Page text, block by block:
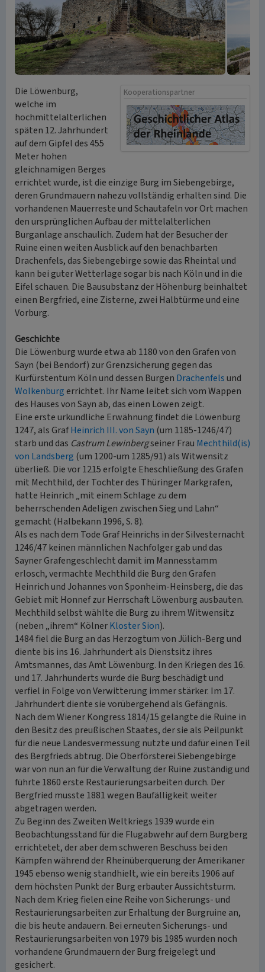
Kooperationspartner
Die Löwenburg,
welche im
hochmittelalterlichen
späten 12. Jahrhundert
auf dem Gipfel des 455
Meter hohen
gleichnamigen Berges
errichtet wurde, ist die einzige Burg im Siebengebirge,
deren Grundmauern nahezu vollständig erhalten sind. Die
vorhandenen Mauerreste und Schautafeln vor Ort machen
den ursprünglichen Aufbau der mittelalterlichen
Burganlage anschaulich. Zudem hat der Besucher der
Ruine einen weiten Ausblick auf den benachbarten
Drachenfels, das Siebengebirge sowie das Rheintal und
kann bei guter Wetterlage sogar bis nach Köln und in die
Eifel schauen. Die Bausubstanz der Höhenburg beinhaltet
einen Bergfried, eine Zisterne, zwei Halbtürme und eine
Vorburg.
Geschichte
Die Löwenburg wurde etwa ab 1180 von den Grafen von
Sayn (bei Bendorf) zur Grenzsicherung gegen das
Kurfürstentum Köln und dessen Burgen Drachenfelsund
Wolkenburg errichtet. Ihr Name leitet sich vom Wappen
des Hauses von Sayn ab, das einen Löwen zeigt.
Eine erste urkundliche Erwähnung findet die Löwenburg
1247, als GrafHeinrich III. von Sayn (um 1185-1246/47)
starb und das Castrum Lewinbergseiner Frau Mechthild(is)
von Landsberg (um 1200-um 1285/91) als Witwensitz
überließ. Die vor 1215 erfolgte Eheschließung des Grafen
mit Mechthild, der Tochter des Thüringer Markgrafen,
hatte Heinrich „mit einem Schlage zu dem
beherrschenden Adeligen zwischen Sieg und Lahn“
gemacht (Halbekann 1996, S. 8).
Als es nach dem Tode Graf Heinrichs in der Silvesternacht
1246/47 keinen männlichen Nachfolger gab und das
Sayner Grafengeschlecht damit im Mannesstamm
erlosch, vermachte Mechthild die Burg den Grafen
Heinrich und Johannes von Sponheim-Heinsberg, die das
Gebiet mit Honnef zur Herrschaft Löwenburg ausbauten.
Mechthild selbst wählte die Burg zu ihrem Witwensitz
(neben „ihrem“ KölnerKloster Sion).
1484 fiel die Burg an das Herzogtum von Jülich-Berg und
diente bis ins 16. Jahrhundert als Dienstsitz ihres
Amtsmannes, das Amt Löwenburg. In den Kriegen des 16.
und 17. Jahrhunderts wurde die Burg beschädigt und
verfiel in Folge von Verwitterung immer stärker. Im 17.
Jahrhundert diente sie vorübergehend als Gefängnis.
Nach dem Wiener Kongress 1814/15 gelangte die Ruine in
den Besitz des preußischen Staates, der sie als Peilpunkt
für die neue Landesvermessung nutzte und dafür einen Teil
des Bergfrieds abtrug. Die Oberförsterei Siebengebirge
war von nun an für die Verwaltung der Ruine zuständig und
führte 1860 erste Restaurierungsarbeiten durch. Der
Bergfried musste 1881 wegen Baufälligkeit weiter
abgetragen werden.
Zu Beginn des Zweiten Weltkriegs 1939 wurde ein
Beobachtungsstand für die Flugabwehr auf dem Burgberg
errichtetet, der aber dem schweren Beschuss bei den
Kämpfen während der Rheinüberquerung der Amerikaner
1945 ebenso wenig standhielt, wie ein bereits 1906 auf
dem höchsten Punkt der Burg erbauter Aussichtsturm.
Nach dem Krieg fielen eine Reihe von Sicherungs- und
Restaurierungsarbeiten zur Erhaltung der Burgruine an,
die bis heute andauern. Bei erneuten Sicherungs- und
Restaurierungsarbeiten von 1979 bis 1985 wurden noch
vorhandene Grundmauern der Burg freigelegt und
gesichert.